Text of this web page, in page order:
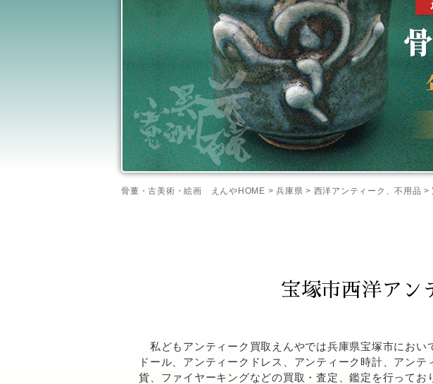
骨董・古美術・絵画 えんやHOME > 兵庫県 > 西洋アンティーク、不用品 >
宝塚市西洋アン
私どもアンティーク買取えんやでは兵庫県宝塚市におい
ドール、アンティークドレス、アンティーク時計、アン
貨、ファイヤーキングなどの買取・査定、鑑定を行って